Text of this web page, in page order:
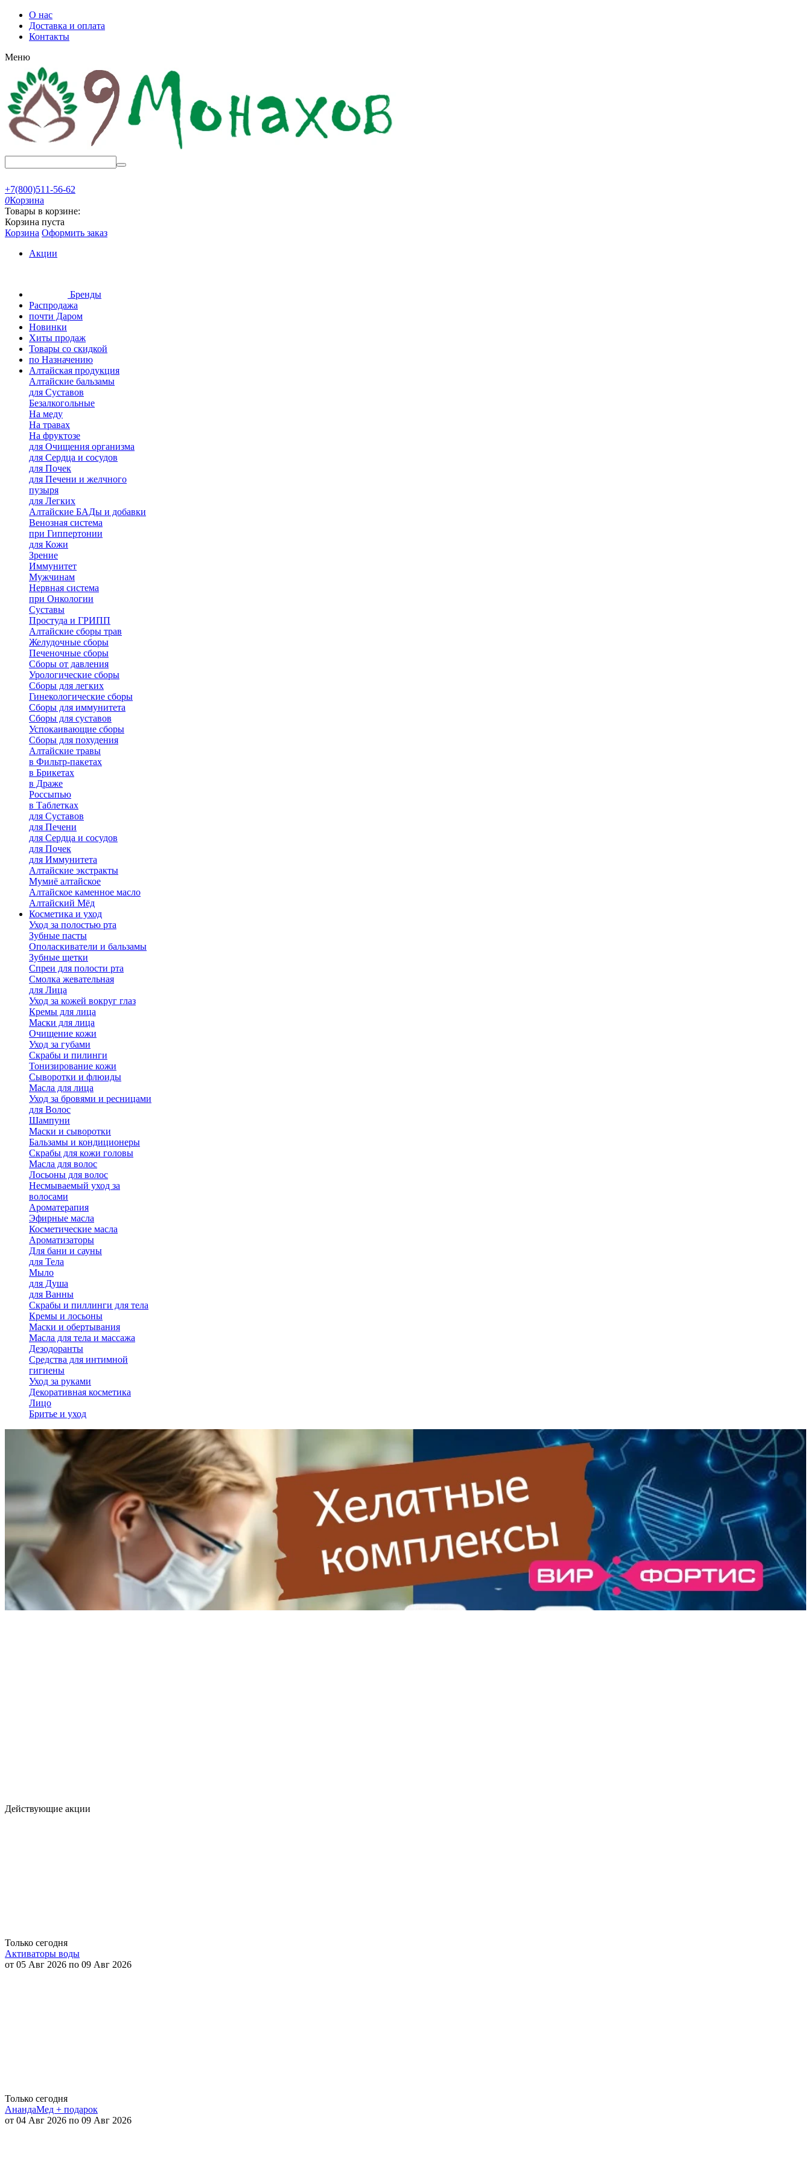
О нас
Доставка и оплата
Контакты
Меню
+7(800)511-56-62
0Корзина
Товары в корзине:
Корзина пуста
Корзина Оформить заказ
Акции
Бренды
Распродажа
почти Даром
Новинки
Хиты продаж
Товары со скидкой
по Назначению
Алтайская продукция
Алтайские бальзамы
для Суставов
Безалкогольные
На меду
На травах
На фруктозе
для Очищения организма
для Сердца и сосудов
для Почек
для Печени и желчного
пузыря
для Легких
Алтайские БАДы и добавки
Венозная система
при Гиппертонии
для Кожи
Зрение
Иммунитет
Мужчинам
Нервная система
при Онкологии
Суставы
Простуда и ГРИПП
Алтайские сборы трав
Желудочные сборы
Печеночные сборы
Сборы от давления
Урологические сборы
Сборы для легких
Гинекологические сборы
Сборы для иммунитета
Сборы для суставов
Успокаивающие сборы
Сборы для похудения
Алтайские травы
в Фильтр-пакетах
в Брикетах
в Драже
Россыпью
в Таблетках
для Cуставов
для Печени
для Сердца и сосудов
для Почек
для Иммунитета
Алтайские экстракты
Мумиё алтайское
Алтайское каменное масло
Алтайский Мёд
Косметика и уход
Уход за полостью рта
Зубные пасты
Ополаскиватели и бальзамы
Зубные щетки
Спреи для полости рта
Смолка жевательная
для Лица
Уход за кожей вокруг глаз
Кремы для лица
Маски для лица
Очищение кожи
Уход за губами
Скрабы и пилинги
Тонизирование кожи
Сыворотки и флюиды
Масла для лица
Уход за бровями и ресницами
для Волос
Шампуни
Маски и сыворотки
Бальзамы и кондиционеры
Скрабы для кожи головы
Масла для волос
Лосьоны для волос
Несмываемый уход за
волосами
Ароматерапия
Эфирные масла
Косметические масла
Ароматизаторы
Для бани и сауны
для Тела
Мыло
для Душа
для Ванны
Скрабы и пиллинги для тела
Кремы и лосьоны
Маски и обертывания
Масла для тела и массажа
Дезодоранты
Средства для интимной
гигиены
Уход за руками
Декоративная косметика
Лицо
Бритье и уход
Действующие акции
Только сегодня
Активаторы воды
от 05 Авг 2026 по 09 Авг 2026
Только сегодня
АнандаМед + подарок
от 04 Авг 2026 по 09 Авг 2026